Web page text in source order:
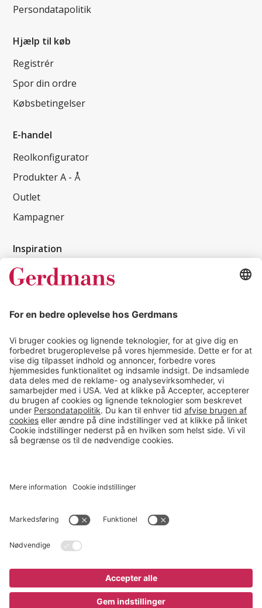
6.095 kr
Persondatapolitik
Hjælp til køb
Registrér
Spor din ordre
Købsbetingelser
E-handel
Reolkonfigurator
Produkter A - Å
Outlet
Kampagner
Inspiration
Kundereferencer
Tips & guides
Kontakt
salg@gerdmans.dk
49 18 07 07
Salgsafdeling åbningstider
08.00-16.00
© 2026 Gerdmans Kontor- & Lagerudstyr A/S Alle priser er ekskl.
Cookie indstillinger